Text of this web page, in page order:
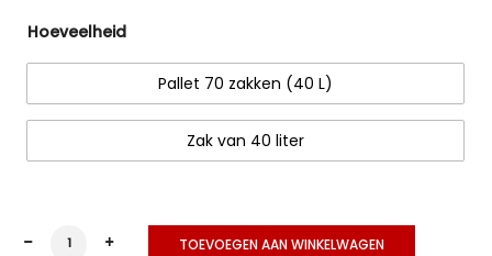
Hoeveelheid
Pallet 70 zakken (40 L)
Zak van 40 liter
Culvita Potgrond Universeel hoeveelheid
TOEVOEGEN AAN WINKELWAGEN